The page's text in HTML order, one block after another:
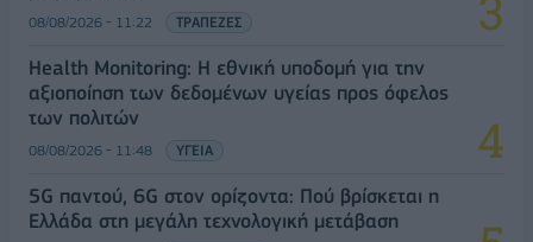
08/08/2026 - 11:22 ΤΡΑΠΕΖΕΣ
Health Monitoring: Η εθνική υποδομή για την
αξιοποίηση των δεδομένων υγείας προς όφελος
των πολιτών
08/08/2026 - 11:48 ΥΓΕΙΑ
5G παντού, 6G στον ορίζοντα: Πού βρίσκεται η
Ελλάδα στη μεγάλη τεχνολογική μετάβαση